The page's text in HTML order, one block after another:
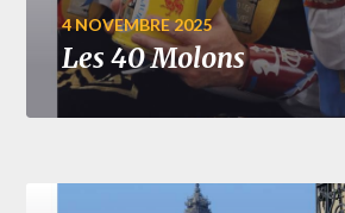
4 NOVEMBRE 2025
Les 40 Molons